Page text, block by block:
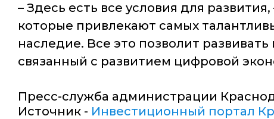
– Здесь есть все условия для
которые привлекают самых
наследие. Все это позволит
связанный с развитием цифровой
Пресс-служба администрации
Источник - Инвестиционный портал